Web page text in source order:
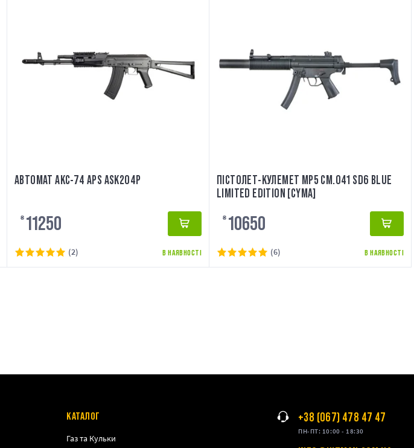
АВТОМАТ АКС-74 APS ASK204P
₴ 11250
В НАЯВНОСТІ
(2)
ПІСТОЛЕТ-КУЛЕМЕТ MP5 CM.041 SD6 BLUE
LIMITED EDITION [CYMA]
₴ 10650
В НАЯВНОСТІ
(6)
КАТАЛОГ
Газ та Кульки
+38 (067) 478 47 47
ПН-ПТ: 10:00 - 18:30